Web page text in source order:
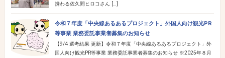
携わる佐久間ヒロコさん […]
令和７年度「中央線あるあるプロジェクト」外国人向け観光PR
等事業 業務委託事業者募集のお知らせ
【9/4 選考結果 更新】令和７年度「中央線あるあるプロジェクト」外
国人向け観光PR等事業 業務委託事業者募集のお知らせ ※2025年８月